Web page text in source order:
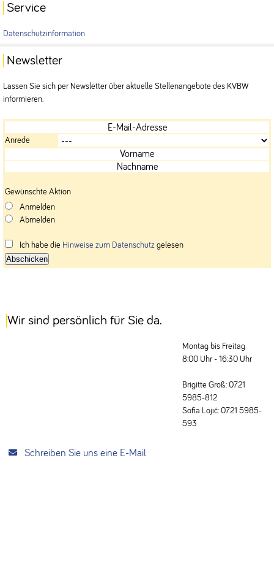
Service
Datenschutzinformation
Newsletter
Lassen Sie sich per Newsletter über aktuelle Stellenangebote des KVBW
informieren.
Mail-
Anrede
Gewünschte Aktion
Anmelden
Abmelden
Ich habe die Hinweise zum Datenschutz gelesen
Abschicken
Wir sind persönlich für Sie da.
Montag bis Freitag
8:00 Uhr - 16:30 Uhr
Brigitte Groß: 0721
5985-812
Sofia Lojić: 0721 5985-
593
Schreiben Sie uns eine E-Mail